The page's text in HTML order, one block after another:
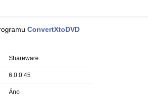
ConvertXtoDVD
Shareware
6.0.0.45
Áno